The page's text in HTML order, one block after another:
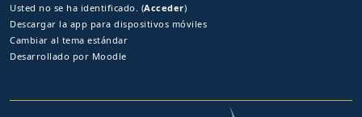
Usted no se ha identificado. (Acceder)
Descargar la app para dispositivos móviles
Cambiar al tema estándar
Desarrollado por Moodle